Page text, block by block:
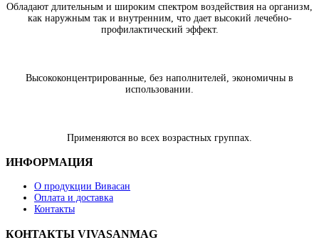
Обладают длительным и широким спектром воздействия на организм,
как наружным так и внутренним, что дает высокий лечебно-
профилактический эффект.
Высококонцентрированные, без наполнителей, экономичны в
использовании.
Применяются во всех возрастных группах.
ИНФОРМАЦИЯ
О продукции Вивасан
Оплата и доставка
Контакты
КОНТАКТЫ VIVASANMAG